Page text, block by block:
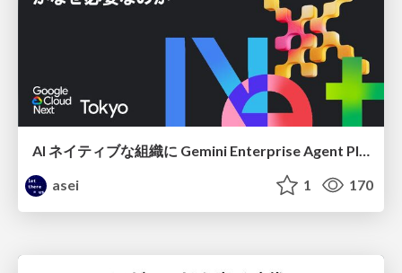
AI ネイティブな組織に Gemini Enterprise Agent Platform がなぜ必要なのか
asei
1 170